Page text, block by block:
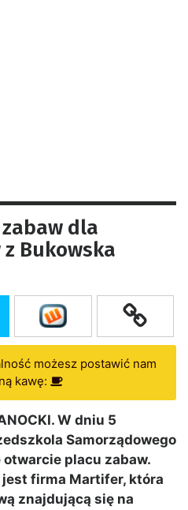
dla
Bukowska
możesz postawić nam
kawę:
W dniu 5
Samorządowego
otwarcie placu zabaw.
firma Martifer, która
znajdującą się na